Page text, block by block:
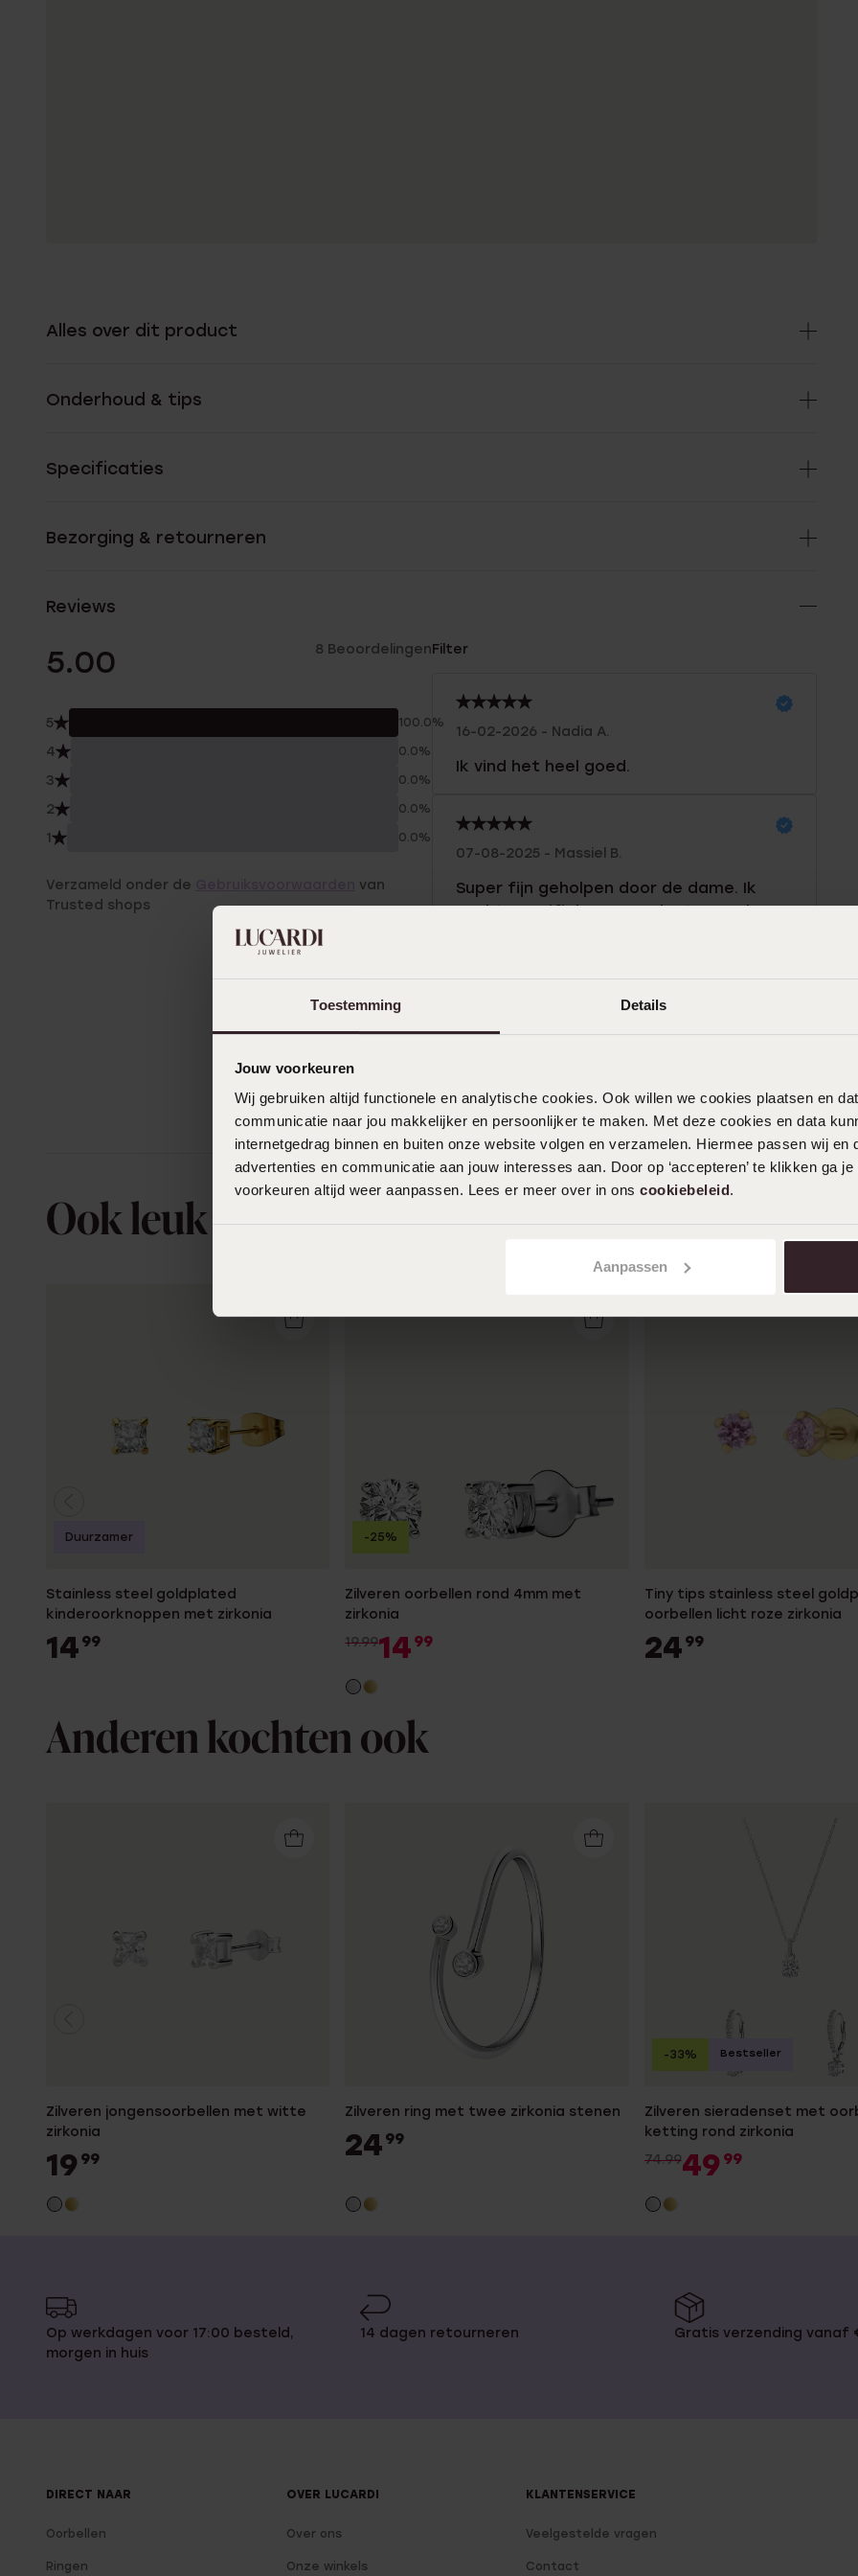
Toestemming Details
Jouw voorkeuren
Wij gebruiken altijd functionele en analytische cookies. Ook willen we cookies plaatsen en
communicatie naar jou makkelijker en persoonlijker te maken. Met deze cookies en data
internetgedrag binnen en buiten onze website volgen en verzamelen. Hiermee passen wij en
advertenties en communicatie aan jouw interesses aan. Door op ‘accepteren’ te klikken ga
voorkeuren altijd weer aanpassen. Lees er meer over in ons cookiebeleid.
Aanpassen
Alles over dit product
Onderhoud & tips
Specificaties
Bezorging & retourneren
Reviews
5.00 8 Beoordelingen
5 100.0%
4 0.0%
3 0.0%
2 0.0%
1 0.0%
Verzameld onder de
van
Trusted shops
Filter
16-02-2026 - Nadia A.
Ik vind het heel goed.
07-08-2025 - Massiel B.
Super fijn geholpen door de dame. Ik
zocht specifiek een product en ze kon
Toon meer
Ook leuk voor jou
Stainless steel goldplated
kinderoorknoppen met zirkonia
14 99
Duurzamer
Zilveren oorbellen rond 4mm met
zirkonia
19.9914 99
-25%
Tiny tips stainless steel
oorbellen licht roze zirkonia
24 99
Anderen kochten ook
Zilveren jongensoorbellen met witte
zirkonia
19 99
Zilveren ring met twee zirkonia stenen
24 99
Zilveren sieradenset met
ketting rond zirkonia
74.9949 99
-33% Bestseller
Op werkdagen voor 17:00 besteld,
morgen in huis
14 dagen retourneren Gratis verzending vanaf
DIRECT NAAR
Oorbellen
Ringen
OVER LUCARDI
Over ons
Onze winkels
KLANTENSERVICE
Veelgestelde vragen
Contact